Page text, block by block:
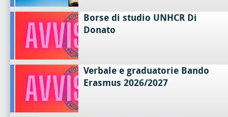
Borse di studio UNHCR Di
Donato
Verbale e graduatorie Bando
Erasmus 2026/2027